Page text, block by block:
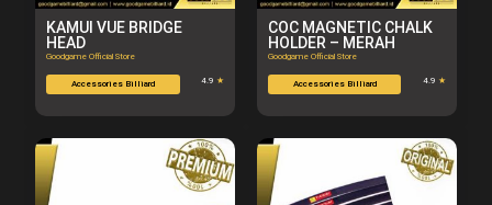
KAMUI VUE BRIDGE
HEAD
Goodgame Official Store
Accessories Billiard 4.9 ★
COC MAGNETIC CHALK
HOLDER – MERAH
Goodgame Official Store
Accessories Billiard 4.9 ★